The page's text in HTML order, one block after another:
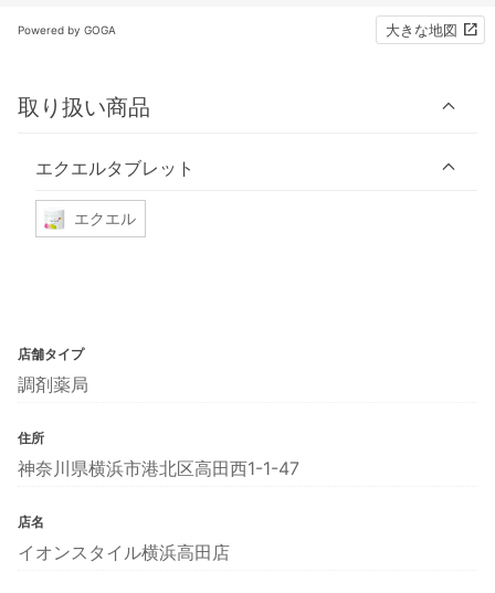
Powered by GOGA 大きな地図
取り扱い商品
エクエルタブレット
エクエル
店舗タイプ
調剤薬局
住所
神奈川県横浜市港北区高田西1-1-47
店名
イオンスタイル横浜高田店